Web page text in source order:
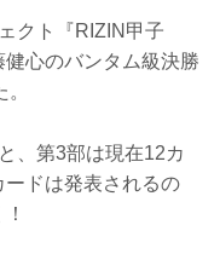
クト『RIZIN甲子
心のバンタム級決勝
、第3部は現在12カ
ドは発表されるの